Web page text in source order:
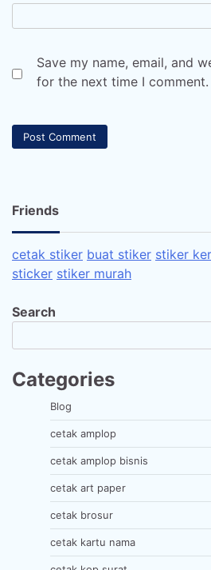
Save my name, email, and
for the next time I comment.
Friends
cetak stiker buat stiker stiker
sticker stiker murah
Search
Categories
Blog
cetak amplop
cetak amplop bisnis
cetak art paper
cetak brosur
cetak kartu nama